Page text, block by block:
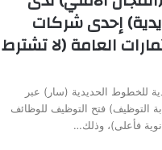
إحدى شركات
العامة (لا تشترط
للخطوط الحديدية (سار) عبر
التوظيف) فتح التوظيف للوظائف
فأعلى)، وذلك…